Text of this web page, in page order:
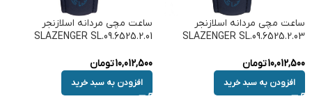
ساعت مچی مردانه اسلازنجر
SLAZENGER SL.09.6525.2.03
10,012,500تومان
افزودن به سبد خرید
ساعت مچی مردانه اسلازنجر
SLAZENGER SL.09.6525.2.01
10,012,500تومان
افزودن به سبد خرید